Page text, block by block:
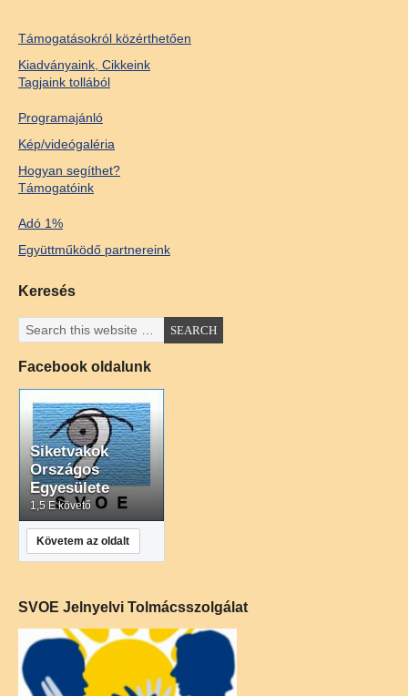
Támogatásokról közérthetően
Kiadványaink, Cikkeink
Tagjaink tollából
Programajánló
Kép/videógaléria
Hogyan segíthet?
Támogatóink
Adó 1%
Együttműködő partnereink
Keresés
Facebook oldalunk
Siketvakok
Országos
Egyesülete
1,5 E követő
Követem az oldalt
SVOE Jelnyelvi Tolmácsszolgálat